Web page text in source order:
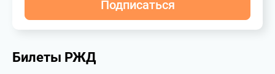
Подписаться
Билеты РЖД